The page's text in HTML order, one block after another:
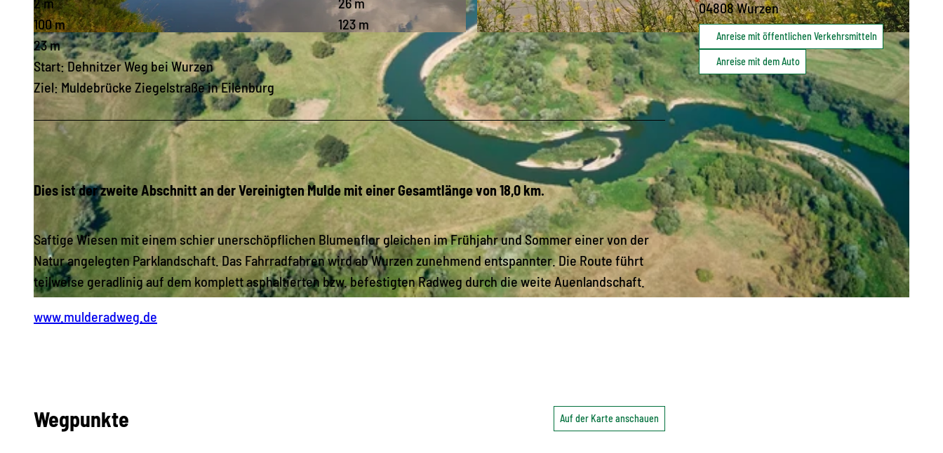
© A. Klich, LEIPZIG REGION © A. Schmidt, LEIPZIG REGION
100 m
123 m
23 m
Start: Dehnitzer Weg bei Wurzen
Ziel: Muldebrücke Ziegelstraße in Eilenburg
Dies ist der zweite Abschnitt an der Vereinigten Mulde mit einer Gesamtlänge von 18,0 km.
Saftige Wiesen mit einem schier unerschöpflichen Blumenflor gleichen im Frühjahr und Sommer einer von der
Natur angelegten Parklandschaft. Das Fahrradfahren wird ab Wurzen zunehmend entspannter. Die Route führt
teilweise geradlinig auf dem komplett asphaltierten bzw. befestigten Radweg durch die weite Auenlandschaft.
www.mulderadweg.de
Wegpunkte Auf der Karte anschauen
04808Wurzen
Anreise mit öffentlichen Verkehrsmitteln
Anreise mit dem Auto